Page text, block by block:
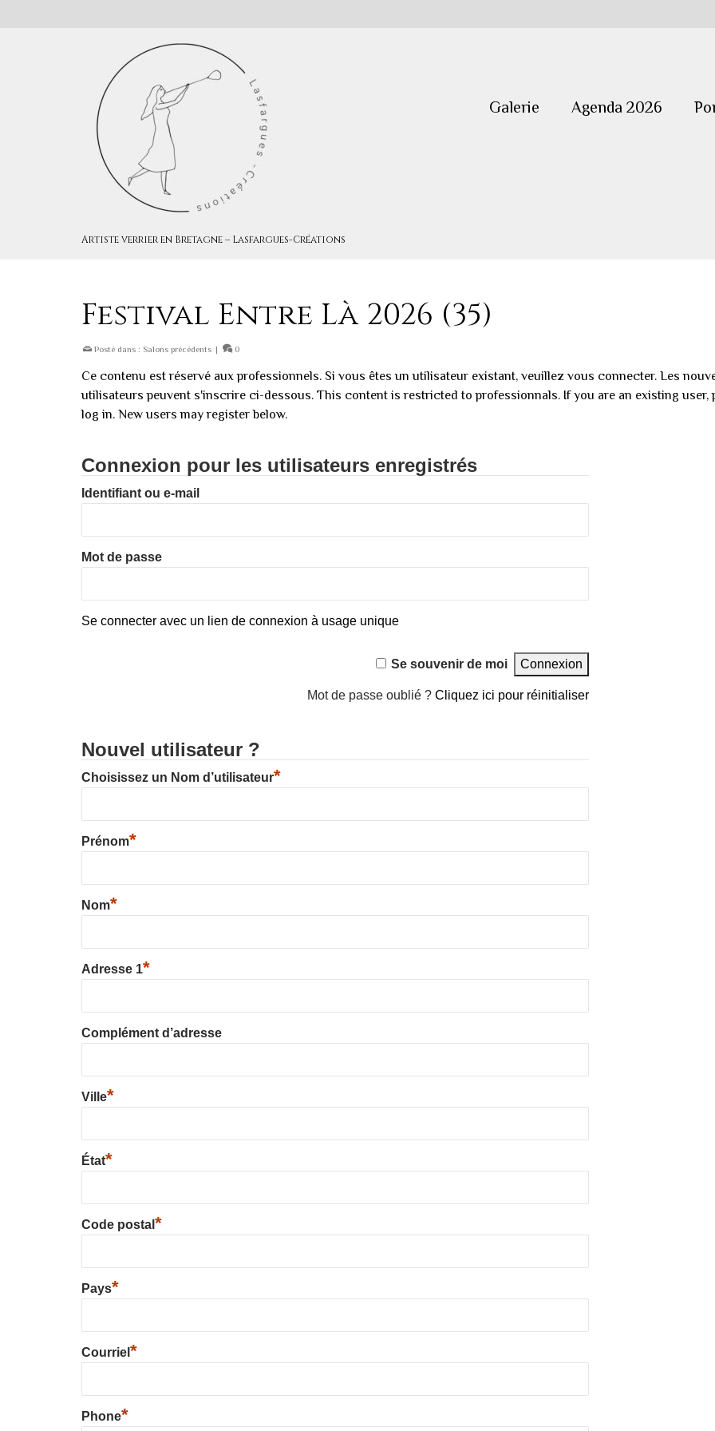
Artiste verrier en Bretagne – Lasfargues-Créations
Galerie Agenda 2026
Festival Entre Là 2026 (35)
Posté dans : Salons précédents | 0
Ce contenu est réservé aux professionnels. Si vous êtes un utilisateur existant, veuillez vous connecter. Les
utilisateurs peuvent s'inscrire ci-dessous. This content is restricted to professionnals. If you are an existing user,
log in. New users may register below.
Connexion pour les utilisateurs enregistrés
Identifiant ou e-mail
Mot de passe
Se connecter avec un lien de connexion à usage unique
Se souvenir de moi
Mot de passe oublié ? Cliquez ici pour réinitialiser
Nouvel utilisateur ?
Choisissez un Nom d’utilisateur*
Prénom*
Nom*
Adresse 1*
Complément d’adresse
Ville*
État*
Code postal *
Pays*
Courriel *
Phone*